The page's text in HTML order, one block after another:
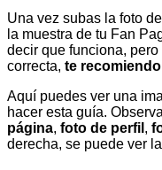
Una vez subas la foto
la muestra de tu Fan
decir que funciona,
correcta, te
Aquí puedes ver una
hacer esta guía.
página, foto de perfil ,
derecha, se puede ver